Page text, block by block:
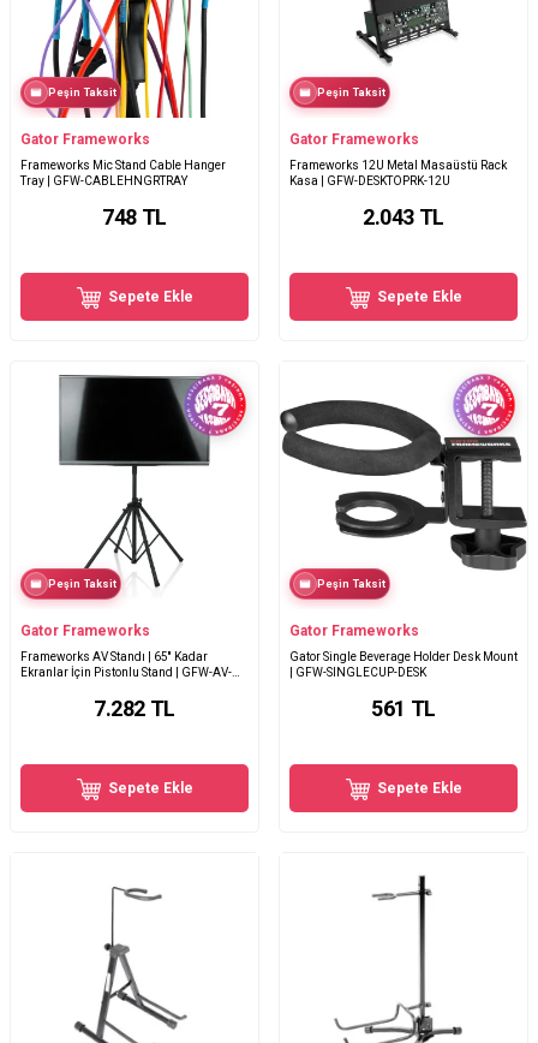
Peşin Taksit
Gator Frameworks
Frameworks Mic Stand Cable Hanger
Tray | GFW-CABLEHNGRTRAY
748 TL
Sepete Ekle
Peşin Taksit
Gator Frameworks
Frameworks 12U Metal Masaüstü Rack
Kasa | GFW-DESKTOPRK-12U
2.043 TL
Sepete Ekle
Peşin Taksit
Gator Frameworks
Frameworks AV Standı | 65'' Kadar
Ekranlar İçin Pistonlu Stand | GFW-AV-
7.282 TL
Sepete Ekle
Peşin Taksit
Gator Frameworks
Gator Single Beverage Holder Desk Mount
| GFW-SINGLECUP-DESK
561 TL
Sepete Ekle